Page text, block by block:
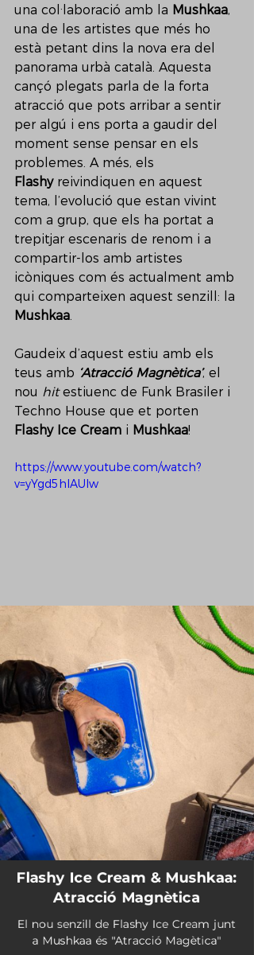
una col·laboració amb la Mushkaa,
una de les artistes que més ho
està petant dins la nova era del
panorama urbà català. Aquesta
cançó plegats parla de la forta
atracció que pots arribar a sentir
per algú i ens porta a gaudir del
moment sense pensar en els
problemes. A més, els
Flashy reivindiquen en aquest
tema, l’evolució que estan vivint
com a grup, que els ha portat a
trepitjar escenaris de renom i a
compartir-los amb artistes
icòniques com és actualment amb
qui comparteixen aquest senzill: la
Mushkaa.
Gaudeix d’aquest estiu amb els
teus amb ‘Atracció Magnètica’, el
nou hit estiuenc de Funk Brasiler i
Techno House que et porten
Flashy Ice Cream i Mushkaa!
https://www.youtube.com/watch?
v=yYgd5hIAUIw